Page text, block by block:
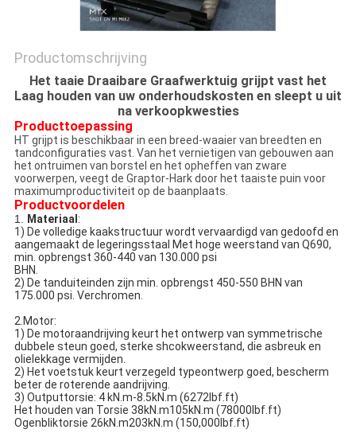
Productomschrijving
Het taaie Draaibare Graafwerktuig grijpt vast het
Laag houden van uw onderhoudskosten en sleept u uit
na verkoopkwesties
Producttoepassing
HT grijpt is beschikbaar in een breed-waaier van breedten en
tandconfiguraties vast. Van het vernietigen van gebouwen aan
het ontruimen van borstel en het opheffen van zware
voorwerpen, veegt de Graptor-Hark door het taaiste puin voor
maximumproductiviteit op de baanplaats.
Productvoordelen
1. Materiaal :
1) De volledige kaakstructuur wordt vervaardigd van gedoofd en
aangemaakt de legeringsstaal Met hoge weerstand van Q690,
min. opbrengst 360-440 van 130.000 psi
BHN.
2) De tanduiteinden zijn min. opbrengst 450-550 BHN van
175.000 psi. Verchromen.
2.Motor:
1) De motoraandrijving keurt het ontwerp van symmetrische
dubbele steun goed, sterke shcokweerstand, die asbreuk en
olielekkage vermijden.
2) Het voetstuk keurt verzegeld typeontwerp goed, bescherm
beter de roterende aandrijving.
3) Outputtorsie: 4 kN.m-8.5kN.m (6272lbf.ft)
Het houden van Torsie 38kN.m105kN.m (78000lbf.ft)
Ogenbliktorsie 26kN.m203kN.m (150,000lbf.ft)